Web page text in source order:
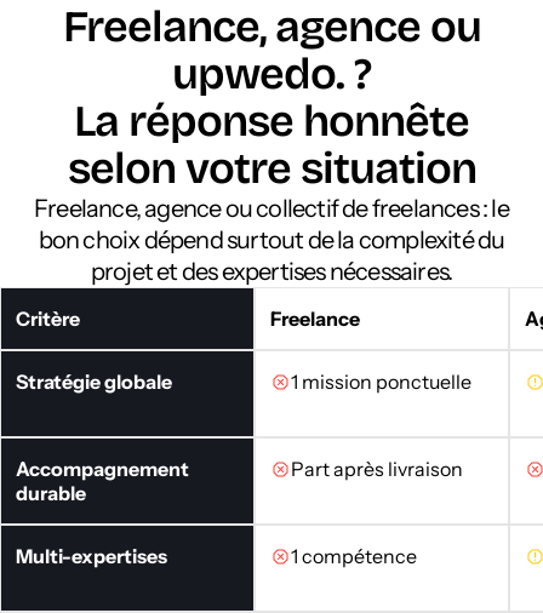
Freelance, agence ou
upwedo. ?
La réponse honnête
selon votre situation
Freelance, agence ou collectif de freelances : le
bon choix dépend surtout de la complexité du
projet et des expertises nécessaires.
Critère Freelance
Stratégie globale 1 mission ponctuelle
Accompagnement
durable
Part après livraison
Multi-expertises 1 compétence